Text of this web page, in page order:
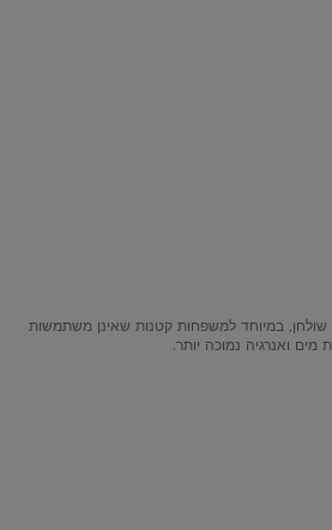
שולחן, במיוחד למשפחות קטנות שאינן משתמשות
ואנרגיה נמוכה יותר.